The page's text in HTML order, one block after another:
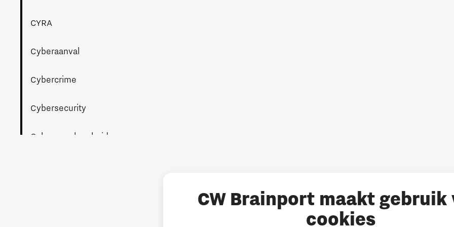
CW Brainport maakt gebruik
cookies
CYRA
Cyberaanval
Cybercrime
Cybersecurity
Cyberweerbaarheid